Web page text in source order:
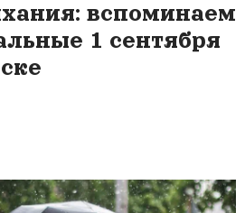
вспоминаем
1 сентября